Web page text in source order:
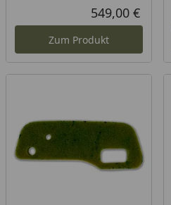
549,00 €
Zum Produkt